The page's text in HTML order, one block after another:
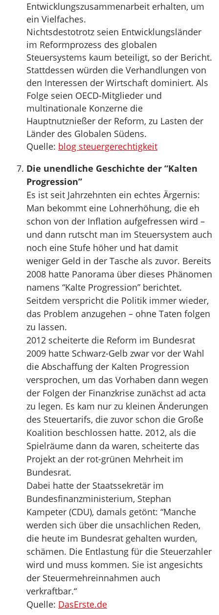
Entwicklungszusammenarbeit erhalten, um
ein Vielfaches.
Nichtsdestotrotz seien Entwicklungsländer
im Reformprozess des globalen
Steuersystems kaum beteiligt, so der Bericht.
Stattdessen würden die Verhandlungen von
den Interessen der Wirtschaft dominiert. Als
Folge seien OECD-Mitglieder und
multinationale Konzerne die
Hauptnutznießer der Reform, zu Lasten der
Länder des Globalen Südens.
Quelle: blog steuergerechtigkeit
Die unendliche Geschichte der “Kalten
Progression”
Es ist seit Jahrzehnten ein echtes Ärgernis:
Man bekommt eine Lohnerhöhung, die eh
schon von der Inflation aufgefressen wird –
und dann rutscht man im Steuersystem auch
noch eine Stufe höher und hat damit
weniger Geld in der Tasche als zuvor. Bereits
2008 hatte Panorama über dieses Phänomen
namens “Kalte Progression” berichtet.
Seitdem verspricht die Politik immer wieder,
das Problem anzugehen – ohne Taten folgen
zu lassen.
2012 scheiterte die Reform im Bundesrat
2009 hatte Schwarz-Gelb zwar vor der Wahl
die Abschaffung der Kalten Progression
versprochen, um das Vorhaben dann wegen
der Folgen der Finanzkrise zunächst ad acta
zu legen. Es kam nur zu kleinen Änderungen
des Steuertarifs, die zuvor schon die Große
Koalition beschlossen hatte. 2012, als die
Spielräume dann da waren, scheiterte das
Projekt an der rot-grünen Mehrheit im
Bundesrat.
Dabei hatte der Staatssekretär im
Bundesfinanzministerium, Stephan
Kampeter (CDU), damals getönt: “Manche
werden sich über die unsachlichen Reden,
die heute im Bundesrat gehalten wurden,
schämen. Die Entlastung für die Steuerzahler
wird und muss kommen. Sie ist angesichts
der Steuermehreinnahmen auch
verkraftbar.“
Quelle: DasErste.de